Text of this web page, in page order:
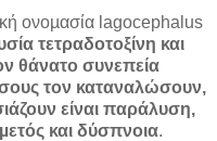
ονοµασία lagocephalus
τετραδοτοξίνη και
θάνατο συνεπεία
τον καταναλώσουν,
είναι παράλυση,
και δύσπνοια.